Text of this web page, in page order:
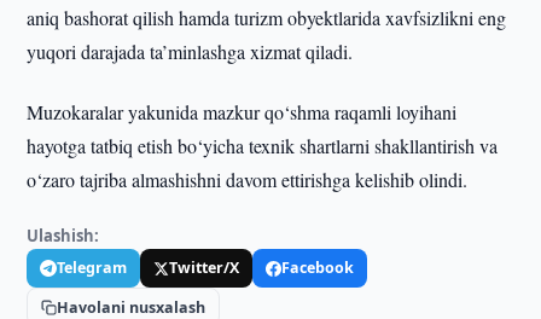
aniq bashorat qilish hamda turizm obyektlarida xavfsizlikni eng
yuqori darajada ta’minlashga xizmat qiladi.
Muzokaralar yakunida mazkur qo‘shma raqamli loyihani
hayotga tatbiq etish bo‘yicha texnik shartlarni shakllantirish va
o‘zaro tajriba almashishni davom ettirishga kelishib olindi.
Ulashish:
Telegram Twitter/X
Facebook
Havolani nusxalash